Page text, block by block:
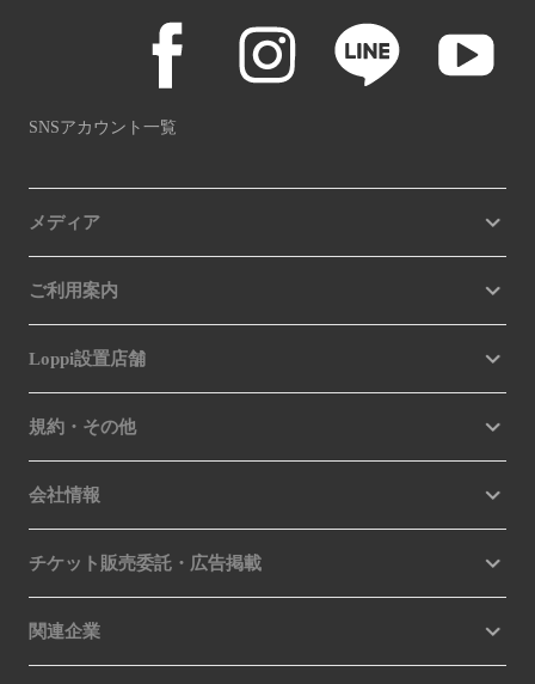
SNSアカウント一覧
メディア
ご利用案内
Loppi設置店舗
規約・その他
会社情報
チケット販売委託・広告掲載
関連企業